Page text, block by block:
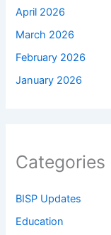
April 2026
March 2026
February 2026
January 2026
Categories
BISP Updates
Education